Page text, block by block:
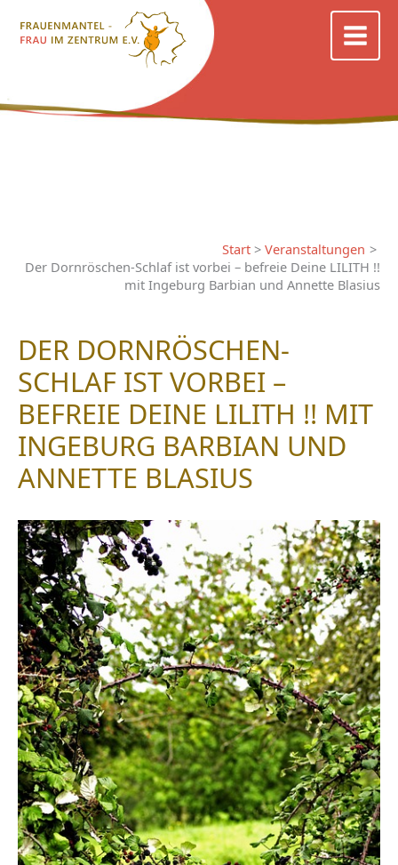
Inhalt
Start
Veranstaltungen
Der Dornröschen-Schlaf ist vorbei – befreie Deine LILITH !!
mit Ingeburg Barbian und Annette Blasius
DER DORNRÖSCHEN-
SCHLAF IST VORBEI –
BEFREIE DEINE LILITH !! MIT
INGEBURG BARBIAN UND
ANNETTE BLASIUS